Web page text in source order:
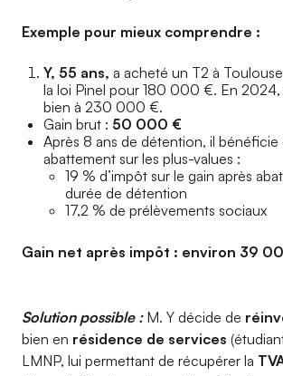
Exemple pour mieux comprendre :
Y, 55 ans, a acheté un T2 à
la loi Pinel pour 180 000 €. En 2024,
bien à 230 000 €.
Gain brut : 50 000 €
Après 8 ans de détention, il bénéficie
abattement sur les plus-values :
19 % d’impôt sur le gain après
durée de détention
17,2 % de prélèvements sociaux
Gain net après impôt : environ 39
Solution possible : M. Y décide de
bien en résidence de services
LMNP, lui permettant de récupérer la